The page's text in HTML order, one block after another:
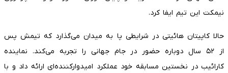
نیمکت این تیم ایفا کرد.
حالا کاپیتان هائیتی در شرایطی پا به میدان می‌گذارد که تیمش پس
از ۵۲ سال دوباره حضور در جام جهانی را تجربه می‌کند. نماینده
کارائیب در نخستین مسابقه خود عملکرد امیدوارکننده‌ای ارائه داد و با